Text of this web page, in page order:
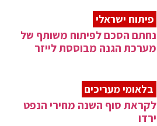
פיתוח ישראלי
נחתם הסכם לפיתוח משותף של
מערכת הגנה מבוססת לייזר
בלאומי מעריכים
לקראת סוף השנה מחירי הנפט
ירדו